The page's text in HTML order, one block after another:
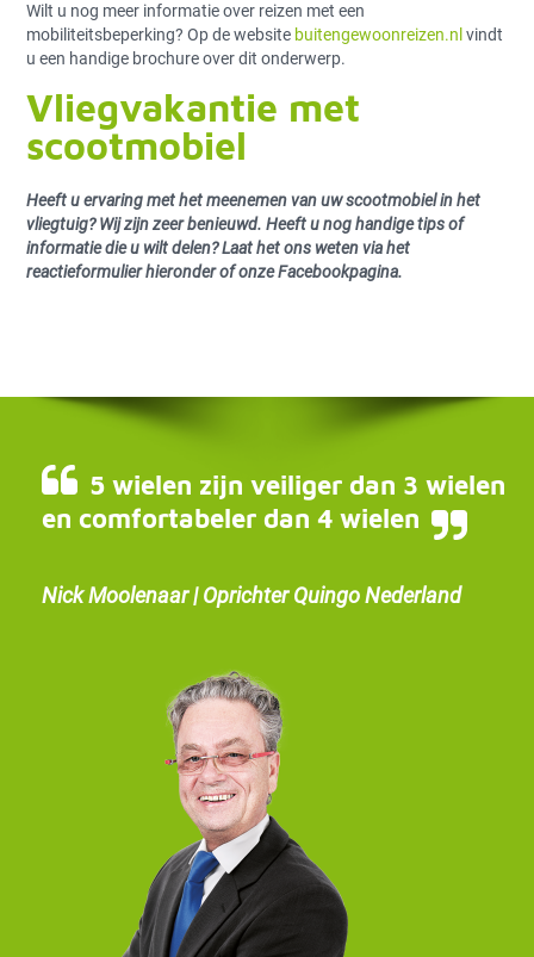
Wilt u nog meer informatie over reizen met een
mobiliteitsbeperking? Op de website buitengewoonreizen.nl vindt
u een handige brochure over dit onderwerp.
Vliegvakantie met
scootmobiel
Heeft u ervaring met het meenemen van uw scootmobiel in het
vliegtuig? Wij zijn zeer benieuwd. Heeft u nog handige tips of
informatie die u wilt delen? Laat het ons weten via het
reactieformulier hieronder of onze Facebookpagina.
5 wielen zijn veiliger dan 3 wielen
en comfortabeler dan 4 wielen
Nick Moolenaar | Oprichter Quingo Nederland